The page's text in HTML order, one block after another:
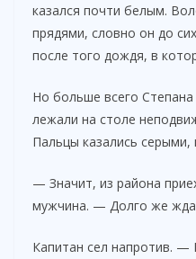
казался почти белым.
прядями, словно он до
после того дождя, в
Но больше всего
лежали на столе
Пальцы казались
— Значит, из района
мужчина. — Долго же
Капитан сел напротив. —